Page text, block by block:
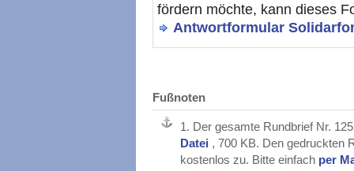
fördern möchte, kann dieses
Antwortformular
Fußnoten
1. Der gesamte Rundbrief Nr.
Datei , 700 KB. Den gedruckten
kostenlos zu. Bitte einfach per